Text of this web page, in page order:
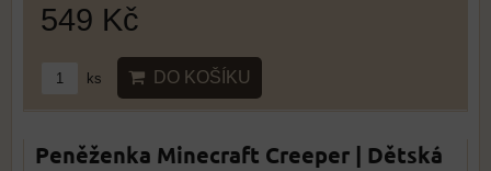
549 Kč
ks DO KOŠÍKU
Peněženka Minecraft Creeper | Dětská